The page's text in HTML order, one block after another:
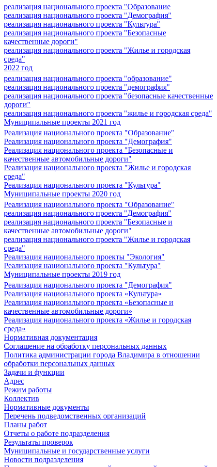
реализация национального проекта "Образование
реализация национального проекта "Демография"
реализация национального проекта "Культура"
реализация национального проекта "Безопасные
качественные дороги"
реализация национального проекта "Жилье и городская
среда"
2022 год
реализация национального проекта "образование"
реализация национального проекта "демография"
реализация национального проекта "безопасные качественные
дороги"
реализация национального проекта "жилье и городская среда"
Муниципальные проекты 2021 год
Реализация национального проекта "Образование"
Реализация национального проекта "Демография"
Реализация национального проекта "Безопасные и
качественные автомобильные дороги"
Реализация национального проекта "Жилье и городская
среда"
Реализация национального проекта "Культура"
Муниципальные проекты 2020 год
Реализация национального проекта "Образование"
реализация национального проекта "Демография"
реализация национального проекта "Безопасные и
качественные автомобильные дороги"
реализация национального проекта "Жилье и городская
среда"
Реализация национального проекты "Экология"
Реализация национального проекта "Культура"
Муниципальные проекты 2019 год
Реализация национального проекта "Демография"
Реализация национального проекта «Культура»
Реализация национального проекта «Безопасные и
качественные автомобильные дороги»
Реализация национального проекта «Жилье и городская
среда»
Нормативная документация
Соглашение на обработку персональных данных
Политика администрации города Владимира в отношении
обработки персональных данных
Задачи и функции
Адрес
Режим работы
Коллектив
Нормативные документы
Перечень подведомственных организаций
Планы работ
Отчеты о работе подразделения
Результаты проверок
Муниципальные и государственные услуги
Новости подразделения